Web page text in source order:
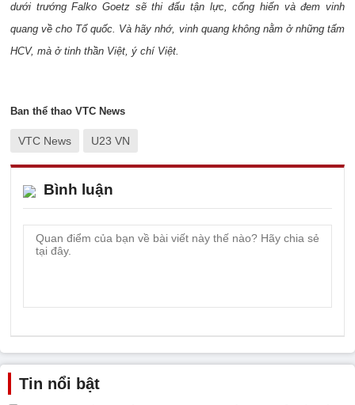
dưới trướng Falko Goetz sẽ thi đấu tận lực, cống hiến và đem vinh
quang về cho Tổ quốc. Và hãy nhớ, vinh quang không nằm ở những tấm
HCV, mà ở tinh thần Việt, ý chí Việt.
Ban thể thao VTC News
VTC News U23 VN
Bình luận
Tin nổi bật